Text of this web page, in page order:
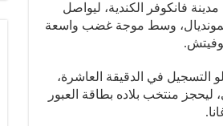
فانكوفر الكندية، ليواصل
وسط موجة غضب واسعة
التسجيل في الدقيقة العاشرة،
منتخب بلاده بطاقة العبور